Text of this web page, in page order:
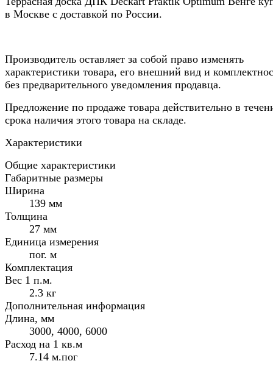
в Москве с доставкой по России.
Производитель оставляет за собой право изменять
характеристики товара, его внешний вид и
без предварительного уведомления продавца.
Предложение по продаже товара действительно в
срока наличия этого товара на складе.
Характеристики
Общие характеристики
Габаритные размеры
Ширина
139 мм
Толщина
27 мм
Единица измерения
пог. м
Комплектация
Вес 1 п.м.
2.3 кг
Дополнительная информация
Длина, мм
3000, 4000, 6000
Расход на 1 кв.м
7.14 м.пог